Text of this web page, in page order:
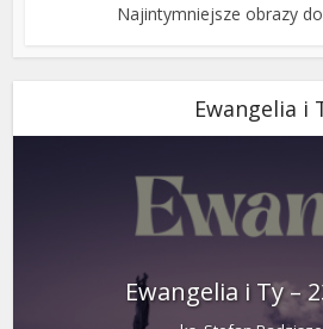
Najintymniejsze obrazy
Ewangelia i
Ewangelia i Ty –